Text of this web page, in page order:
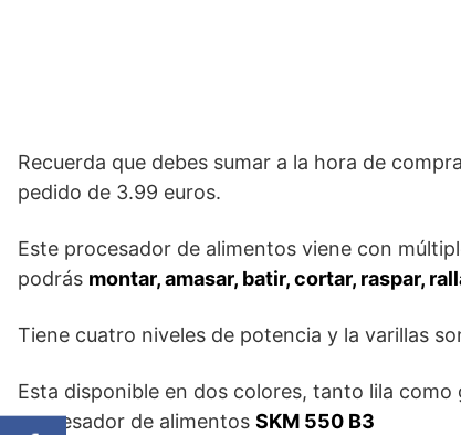
Recuerda que debes sumar a la hora de
pedido de 3.99 euros.
Este procesador de alimentos viene con
podrás montar, amasar, batir, cortar, raspar,
Tiene cuatro niveles de potencia y la varillas
Esta disponible en dos colores, tanto lila
procesador de alimentos SKM 550 B3